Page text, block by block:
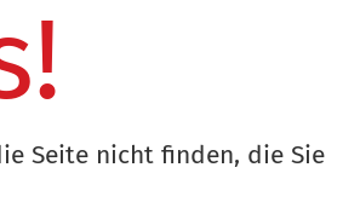
Seite nicht finden, die Sie